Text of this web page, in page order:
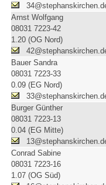
Arnst Wolfgang
08031 7223-42
1.20 (OG Nord)
Bauer Sandra
08031 7223-33
0.09 (EG Nord)
Burger Günther
08031 7223-13
0.04 (EG Mitte)
Conrad Sabine
08031 7223-16
1.07 (OG Süd)